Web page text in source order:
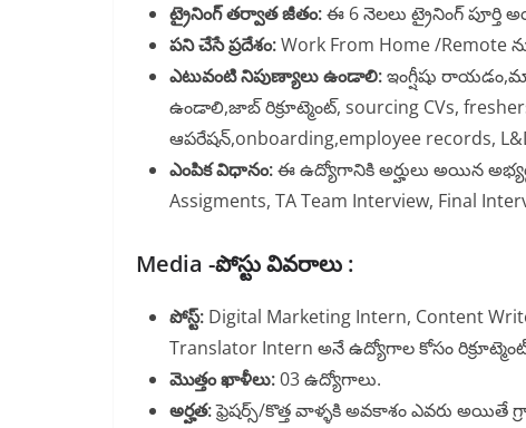
ట్రైనింగ్ తర్వాత జీతం:ఈ 6 నెలలు ట్రైనింగ్ పూర్తి
పని చేసే ప్రదేశం:Work From Home /Remote
ఎటువంటి నిపుణ్యాలు ఉండాలి:ఇంగ్షీషు
ఉండాలి,జాబ్ రిక్రూట్మెంట్, sourcing CVs,
ఆపరేషన్,onboarding,employee records,
ఎంపిక విధానం:ఈ ఉద్యోగానికి అర్హులు అయిన
Assigments, TA Team Interview, Final
Media -పోస్టు వివరాలు :
పోస్ట్: Digital Marketing Intern, Content
Translator Intern అనే ఉద్యోగాల కోసం రిక్రూట్మెంట్
మొత్తం ఖాళీలు:03 ఉద్యోగాలు.
అర్హత:ఫ్రెషర్స్/కొత్త వాళ్ళకి అవకాశం ఎవరు అయితే